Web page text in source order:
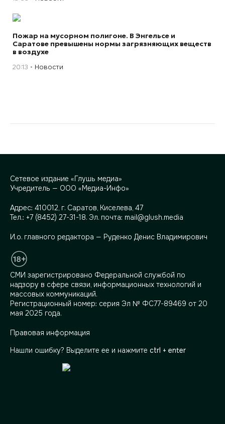
Пожар на мусорном полигоне. В Энгельсе и
Саратове превышены нормы загрязняющих веществ
в воздухе
20:13 Новости
Сетевое издание «Глушь медиа»
Учредитель — ООО «Медиа-Инфо»
Адрес: 410012, г. Саратов, Киселева, 47
Тел.: +7 (8452) 27-31-18. Эл. почта: mail@glush.media
И.о. главного редактора — Руденко Денис Владимирович
СМИ зарегистрировано Федеральной службой по
надзору в сфере связи, информационных технологий и
массовых коммуникаций.
Регистрационный номер: серия Эл № ФС77-89469 от 20
мая 2025 года.
Правовая информация
Нашли ошибку? Выделите ее и нажмите ctrl + enter